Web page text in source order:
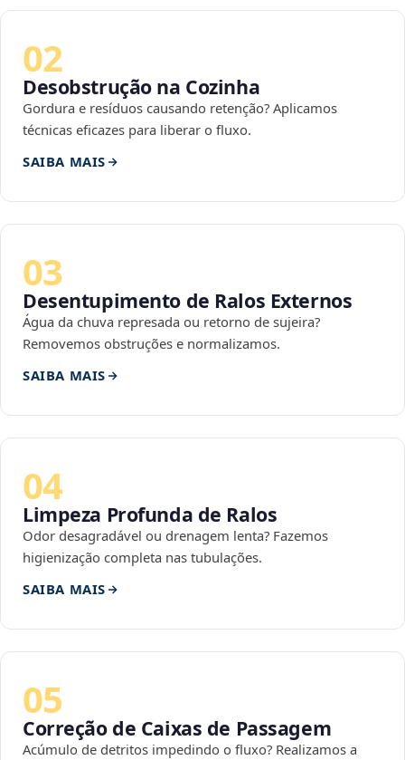
02
Desobstrução na Cozinha
Gordura e resíduos causando retenção? Aplicamos
técnicas eficazes para liberar o fluxo.
SAIBA MAIS
03
Desentupimento de Ralos Externos
Água da chuva represada ou retorno de sujeira?
Removemos obstruções e normalizamos.
SAIBA MAIS
04
Limpeza Profunda de Ralos
Odor desagradável ou drenagem lenta? Fazemos
higienização completa nas tubulações.
SAIBA MAIS
05
Correção de Caixas de Passagem
Acúmulo de detritos impedindo o fluxo? Realizamos a